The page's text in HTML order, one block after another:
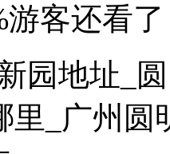
游客还看